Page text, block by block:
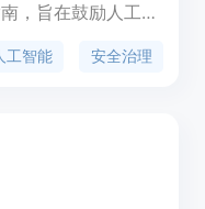
，旨在鼓励人工智
安全，风险导向、
工智能 安全治理